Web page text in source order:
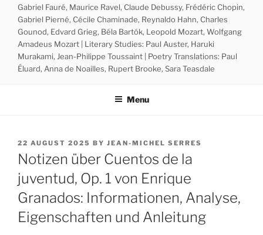
Gabriel Fauré, Maurice Ravel, Claude Debussy, Frédéric Chopin,
Gabriel Pierné, Cécile Chaminade, Reynaldo Hahn, Charles
Gounod, Edvard Grieg, Béla Bartók, Leopold Mozart, Wolfgang
Amadeus Mozart | Literary Studies: Paul Auster, Haruki
Murakami, Jean-Philippe Toussaint | Poetry Translations: Paul
Éluard, Anna de Noailles, Rupert Brooke, Sara Teasdale
Menu
POSTED
ON
22 AUGUST 2025 BY JEAN-MICHEL SERRES
Notizen über Cuentos de la
juventud, Op. 1 von Enrique
Granados: Informationen, Analyse,
Eigenschaften und Anleitung